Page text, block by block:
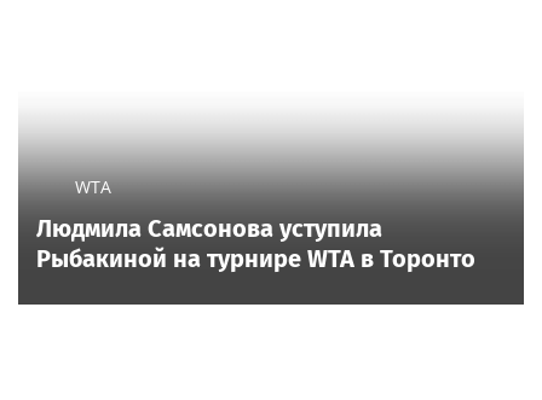
WTA
Людмила Самсонова уступила
Рыбакиной на турнире WTA в Торонто